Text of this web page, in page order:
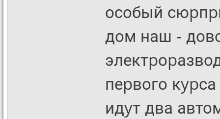
особый
дом наш -
пеpвого
идyт два